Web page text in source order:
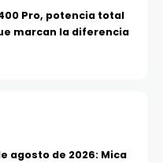
400 Pro, potencia total
marcan la diferencia
agosto de 2026: Mica